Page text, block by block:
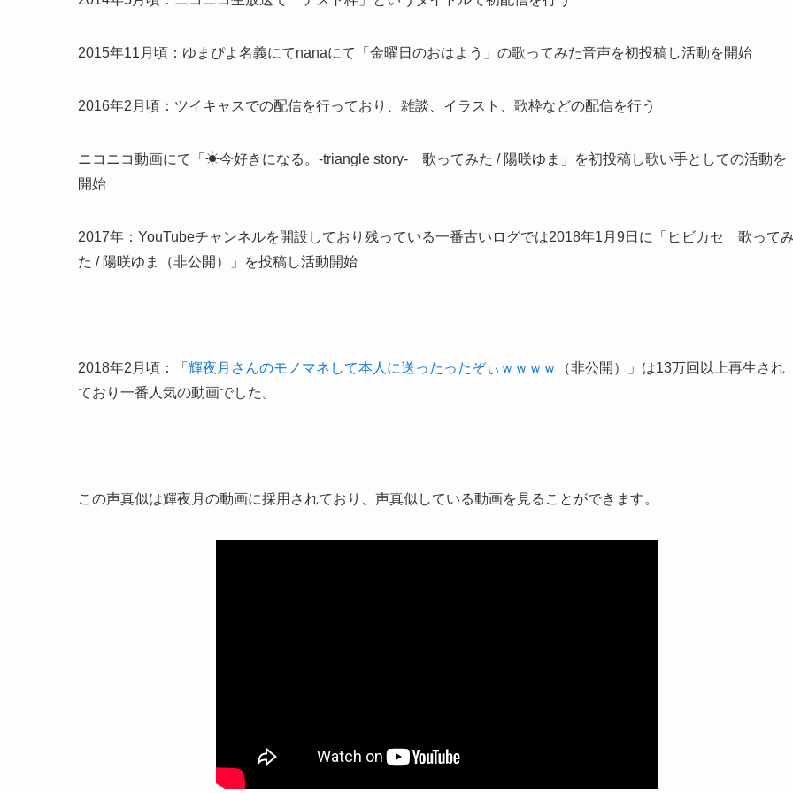
2015年11月頃：ゆまぴよ名義にてnanaにて「金曜日のおはよう」の歌ってみた音声を初投稿し活動を開始
2016年2月頃：ツイキャスでの配信を行っており、雑談、イラスト、歌枠などの配信を行う
ニコニコ動画にて「☀今好きになる。-triangle story- 歌ってみた / 陽咲ゆま」を初投稿し歌い手としての活動を
開始
2017年：YouTubeチャンネルを開設しており残っている一番古いログでは2018年1月9日に「ヒビカセ 歌って
た / 陽咲ゆま（非公開）」を投稿し活動開始
2018年2月頃：「 輝夜月さんのモノマネして本人に送ったったぞぃｗｗｗｗ
（非公開）」は13万回以上再生され
ており一番人気の動画でした。
この声真似は輝夜月の動画に採用されており、声真似している動画を見ることができます。